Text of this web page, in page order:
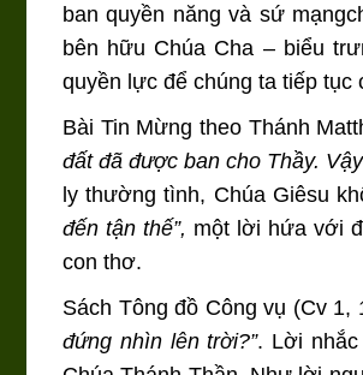
ban quyền năng và sứ
bên hữu Chúa Cha – biểu
quyền lực để chúng ta tiếp
Bài Tin Mừng theo Thánh
đất đã được ban cho Thầy.
ly thường tình, Chúa Giêsu
đến tận thế”, một lời hứa với
con thơ.
Sách Tông đồ Công vụ (Cv
đứng nhìn lên trời?”. Lời